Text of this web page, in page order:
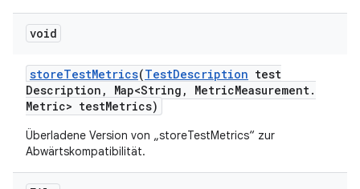
void
storeTestMetrics(TestDescription test
Description , Map<String , MetricMeasurement.
Metric> testMetrics)
Überladene Version von „storeTestMetrics“ zur
Abwärtskompatibilität.